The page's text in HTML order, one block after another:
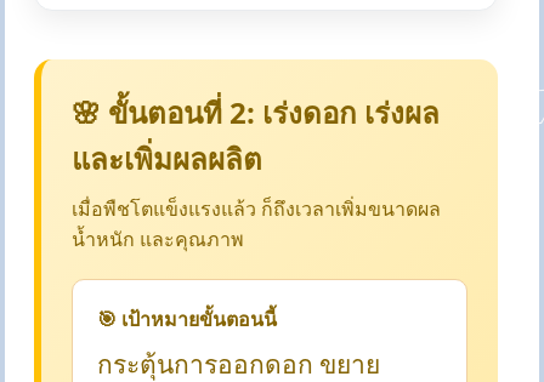
🌸 ขั้นตอนที่ 2: เร่งดอก เร่งผล
และเพิ่มผลผลิต
เมื่อพืชโตแข็งแรงแล้ว ก็ถึงเวลาเพิ่มขนาดผล
น้ำหนัก และคุณภาพ
🎯 เป้าหมายขั้นตอนนี้
กระตุ้นการออกดอก ขยาย